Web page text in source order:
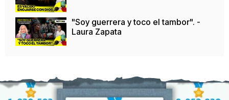
"Soy guerrera y toco el tambor". -
Laura Zapata